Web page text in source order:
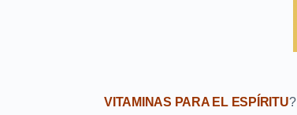
VITAMINAS PARA EL ESPÍRITU?